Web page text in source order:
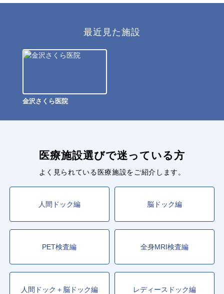
最近見た施設
金沢さくら医院
医療施設選びで迷っている方
よく見られている医療施設をご紹介します。
人間ドック編 脳ドック編
PET検査編 全身MRI検査編
人間ドック＋脳ドック編 レディースドック編